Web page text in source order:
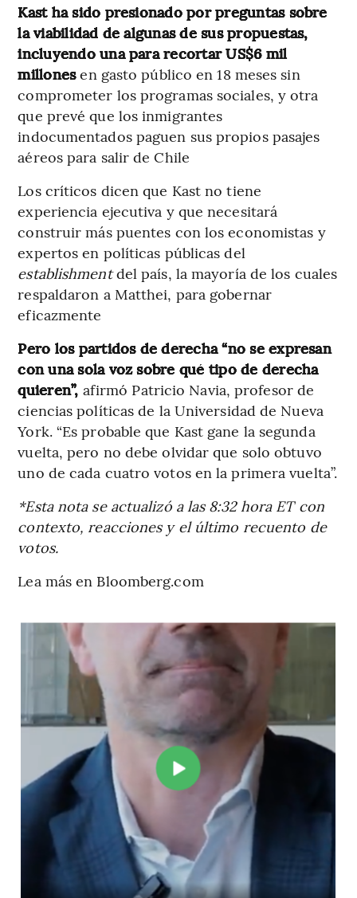
Kast ha sido presionado por preguntas sobre
la viabilidad de algunas de sus propuestas,
incluyendo una para recortar US$6 mil
millonesen gasto público en 18 meses sin
comprometer los programas sociales, y otra
que prevé que los inmigrantes
indocumentados paguen sus propios pasajes
aéreos para salir de Chile
Los críticos dicen que Kast no tiene
experiencia ejecutiva y que necesitará
construir más puentes con los economistas y
expertos en políticas públicas del
establishmentdel país, la mayoría de los cuales
respaldaron a Matthei, para gobernar
eficazmente
Pero los partidos de derecha “no se expresan
con una sola voz sobre qué tipo de derecha
quieren”, afirmó Patricio Navia, profesor de
ciencias políticas de la Universidad de Nueva
York. “Es probable que Kast gane la segunda
vuelta, pero no debe olvidar que solo obtuvo
uno de cada cuatro votos en la primera vuelta”.
*Esta nota se actualizó a las 8:32 hora ET con
contexto, reacciones y el último recuento de
votos.
Lea más en Bloomberg.com